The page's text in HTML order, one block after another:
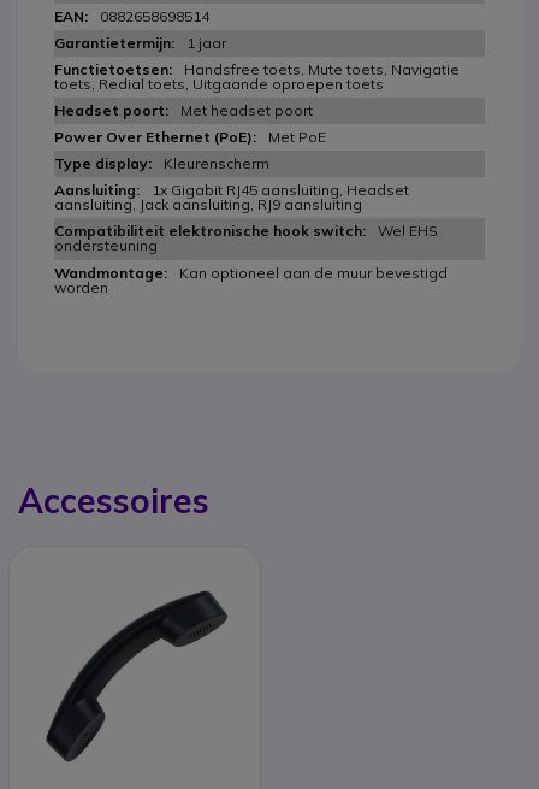
0882658698514
1 jaar
Handsfree toets, Mute toets, Navigatie
toets, Redial toets, Uitgaande oproepen toets
Met headset poort
Met PoE
Kleurenscherm
1x Gigabit RJ45 aansluiting, Headset
aansluiting, Jack aansluiting, RJ9 aansluiting
Wel EHS
ondersteuning
Kan optioneel aan de muur bevestigd
worden
Accessoires